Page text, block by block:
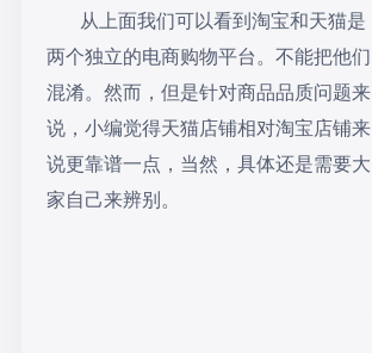
从上面我们可以看到淘宝和天猫是
两个独立的电商购物平台。不能把他们
混淆。然而，但是针对商品品质问题来
说，小编觉得天猫店铺相对淘宝店铺来
说更靠谱一点，当然，具体还是需要大
家自己来辨别。